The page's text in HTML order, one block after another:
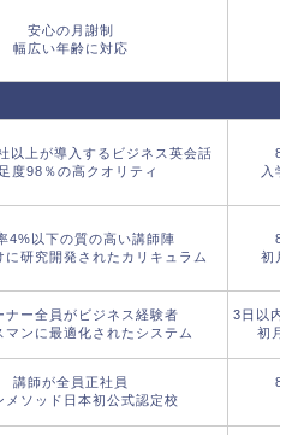
安心の月謝制
幅広い年齢に対応
以上が導入するビジネス英会話
度98％の高クオリティ
8月
入学
4%以下の質の高い講師陣
に研究開発されたカリキュラム
8月
初月
ナー全員がビジネス経験者
マンに最適化されたシステム
3日以内の
初月
講師が全員正社員
メソッド日本初公式認定校
8月